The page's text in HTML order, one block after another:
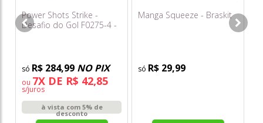
Power Shots Strike -
Desafio do Gol F0275-4 -
Fun
R$ 284,99 NO PIX
ou 7X DE R$ 42,85
s/juros
à vista com 5% de
desconto
Manga Squeeze - Braskit
R$ 29,99